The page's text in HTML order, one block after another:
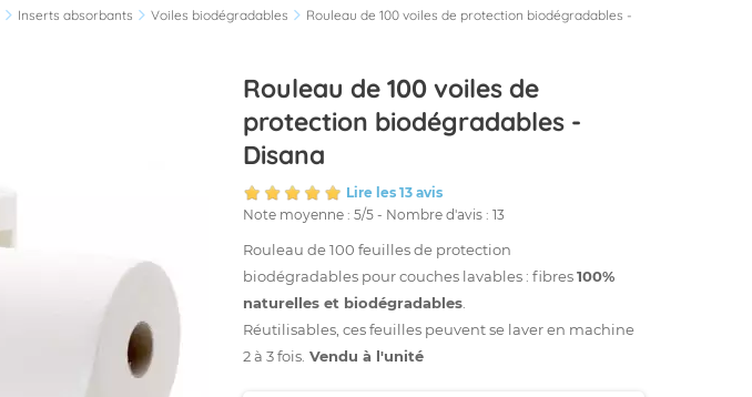
Inserts absorbants Voiles biodégradables
Rouleau de 100 voiles de protection biodégradables -
Rouleau de 100 voiles de
protection biodégradables -
Disana
Lire les 13 avis
Note moyenne :5/5 - Nombre d'avis : 13
Rouleau de 100 feuilles de protection
biodégradables pour couches lavables : fibres100%
naturelles et biodégradables
Réutilisables, ces feuilles peuvent se laver en machine
2 à 3 fois. Vendu à l'unité